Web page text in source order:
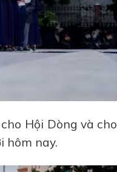
Hội Dòng và cho
hôm nay.